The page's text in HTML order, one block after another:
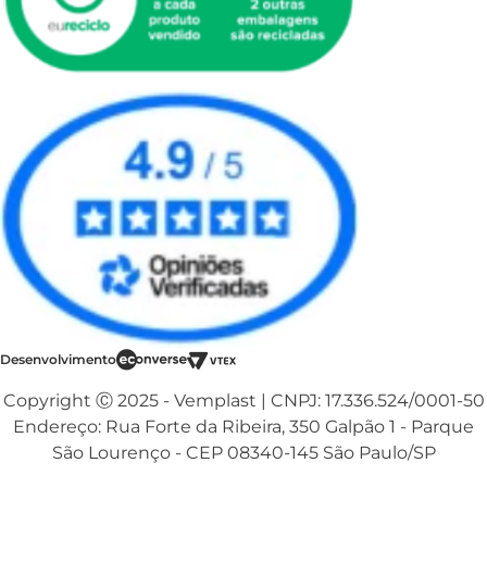
Copyright Ⓒ 2025 - Vemplast | CNPJ: 17.336.524/0001-50
Endereço: Rua Forte da Ribeira, 350 Galpão 1 - Parque
São Lourenço - CEP 08340-145 São Paulo/SP